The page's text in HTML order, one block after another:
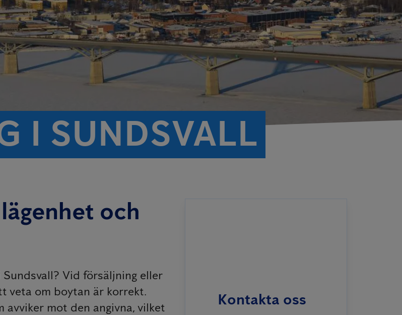
I SUNDSVALL
och
Vid försäljning eller
veta om boytan är korrekt.
avviker mot den angivna, vilket
Kontakta oss